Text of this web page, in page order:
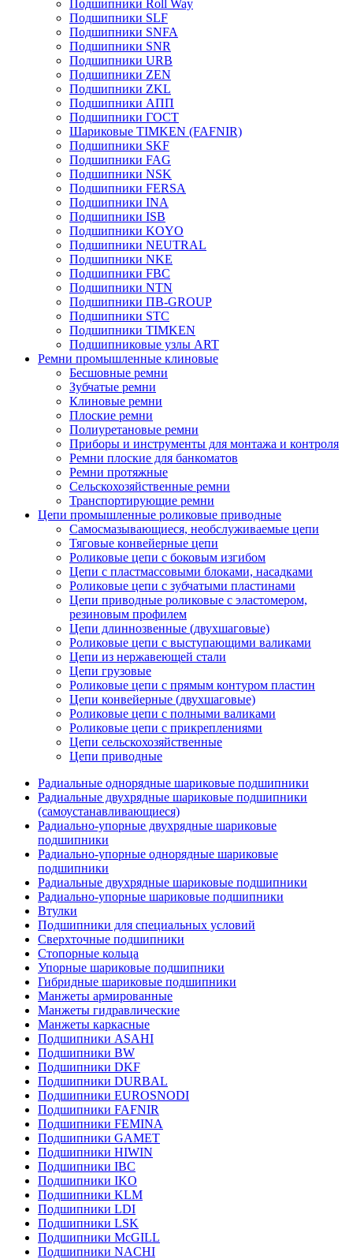
Подшипники Roll Way
Подшипники SLF
Подшипники SNFA
Подшипники SNR
Подшипники URB
Подшипники ZEN
Подшипники ZKL
Подшипники АПП
Подшипники ГОСТ
Шариковые ТІMKEN (FAFNIR)
Подшипники SKF
Подшипники FAG
Подшипники NSK
Подшипники FERSA
Подшипники INA
Подшипники ISB
Подшипники KOYO
Подшипники NEUTRAL
Подшипники NKE
Подшипники FBC
Подшипники NTN
Подшипники ПВ-GROUP
Подшипники STC
Подшипники TIMKEN
Подшипниковые узлы ART
Ремни промышленные клиновые
Бесшовные ремни
Зубчатые ремни
Клиновые ремни
Плоские ремни
Полиуретановые ремни
Приборы и инструменты для монтажа и контроля
Ремни плоские для банкоматов
Ремни протяжные
Сельскохозяйственные ремни
Транспортирующие ремни
Цепи промышленные роликовые приводные
Самосмазывающиеся, необслуживаемые цепи
Тяговые конвейерные цепи
Роликовые цепи с боковым изгибом
Цепи с пластмассовыми блоками, насадками
Роликовые цепи с зубчатыми пластинами
Цепи приводные роликовые с эластомером,
резиновым профилем
Цепи длиннозвенные (двухшаговые)
Роликовые цепи с выступающими валиками
Цепи из нержавеющей стали
Цепи грузовые
Роликовые цепи с прямым контуром пластин
Цепи конвейерные (двухшаговые)
Роликовые цепи с полными валиками
Роликовые цепи с прикреплениями
Цепи сельскохозяйственные
Цепи приводные
Радиальные однорядные шариковые подшипники
Радиальные двухрядные шариковые подшипники
(самоустанавливающиеся)
Радиально-упорные двухрядные шариковые
подшипники
Радиально-упорные однорядные шариковые
подшипники
Радиальные двухрядные шариковые подшипники
Радиально-упорные шариковые подшипники
Втулки
Подшипники для специальных условий
Сверхточные подшипники
Стопорные кольца
Упорные шариковые подшипники
Гибридные шариковые подшипники
Манжеты армированные
Манжеты гидравлические
Манжеты каркасные
Подшипники ASAHI
Подшипники BW
Подшипники DKF
Подшипники DURBAL
Подшипники EUROSNODI
Подшипники FAFNIR
Подшипники FEMINA
Подшипники GAMET
Подшипники HIWIN
Подшипники IBC
Подшипники IKO
Подшипники KLM
Подшипники LDI
Подшипники LSK
Подшипники McGILL
Подшипники NACHI